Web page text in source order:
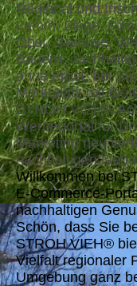
Regional und
Lamm, Ziege,
Obst, Gemüse,
Bauern,
ohne Frust, bei
Marktplatz mit
STROH VIEH®
Werbeportal für
Marketing neu
nachhaltigen
Willkommen bei
E-Commerce-
nachhaltigen
Schön, dass Sie
STROH VIEH®
Vielfalt regionaler
Umgebung ganz